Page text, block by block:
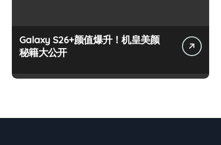
Galaxy S26+颜值爆升！机皇美颜
秘籍大公开